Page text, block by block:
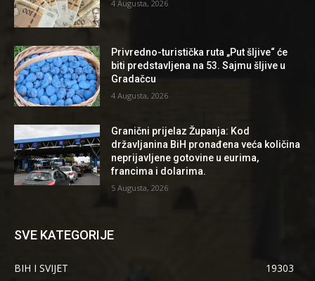
4 Augusta, 2026
Privredno-turistička ruta „Put šljive“ će
biti predstavljena na 53. Sajmu šljive u
Gradačcu
4 Augusta, 2026
Granični prijelaz Županja: Kod
državljanina BiH pronađena veća količina
neprijavljene gotovine u eurima,
francima i dolarima.
5 Augusta, 2026
SVE KATEGORIJE
BIH I SVIJET
19303